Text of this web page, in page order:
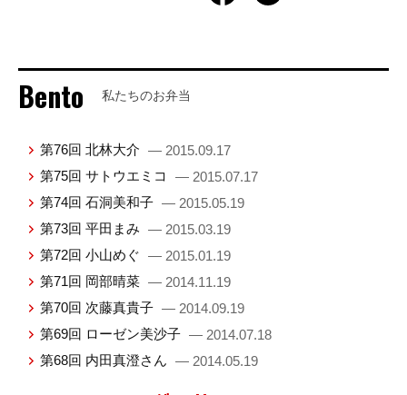
Bento 私たちのお弁当
第76回 北林大介 — 2015.09.17
第75回 サトウエミコ
— 2015.07.17
第74回 石洞美和子 — 2015.05.19
第73回 平田まみ — 2015.03.19
第72回 小山めぐ — 2015.01.19
第71回 岡部晴菜 — 2014.11.19
第70回 次藤真貴子 — 2014.09.19
第69回 ローゼン美沙子 — 2014.07.18
第68回 内田真澄さん — 2014.05.19